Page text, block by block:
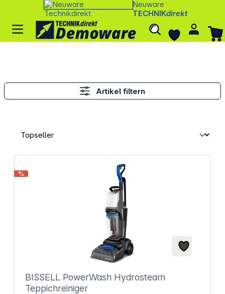
Neuware
TECHNIKdirekt
Artikel filtern
%
BISSELL PowerWash Hydrosteam
Teppichreiniger